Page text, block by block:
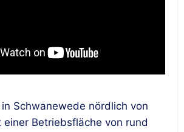
Schwanewede nördlich von
einer Betriebsfläche von rund